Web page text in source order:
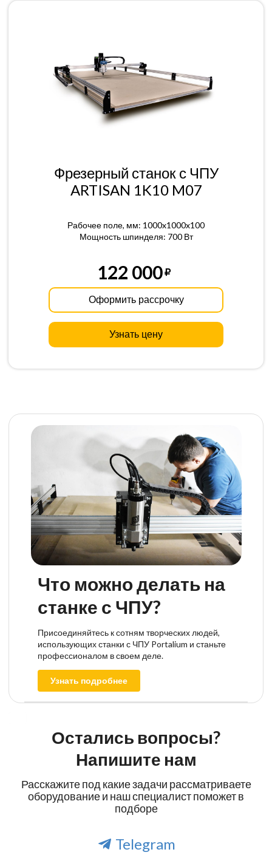
Фрезерный станок с ЧПУ
ARTISAN 1K10 M07
Рабочее поле, мм: 1000x1000x100
Мощность шпинделя: 700 Вт
122 000
Оформить рассрочку
Узнать цену
Что можно делать на
станке с ЧПУ?
Присоединяйтесь к сотням творческих людей,
использующих станки с ЧПУ Portalium и станьте
профессионалом в своем деле.
Узнать подробнее
Остались вопросы?
Напишите нам
Расскажите под какие задачи рассматриваете
оборудование и наш специалист поможет в
подборе
Telegram